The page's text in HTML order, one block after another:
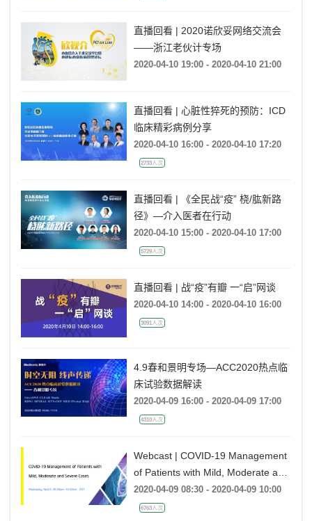
直播回看 | 2020诺欣妥网络交流会
——浙江老伙计专场
2020-04-10 19:00 - 2020-04-10 21:00
直播回看 | 心脏性猝死的预防：ICD
临床精彩病例分享
2020-04-10 16:00 - 2020-04-10 17:20
2733人次
直播回看 | 《全民战“疫” 桡/肱新路
径》—介入医者在行动
2020-04-10 15:00 - 2020-04-10 17:00
5729人次
直播回看 | 战“疫”有瓣 一“启”网谈
2020-04-10 14:00 - 2020-04-10 16:00
3091人次
4.9春和景明专场—ACC2020热点临
床试验数据解读
2020-04-09 16:00 - 2020-04-09 17:00
4310人次
Webcast | COVID-19 Management
of Patients with Mild, Moderate and
Severe Cases
2020-04-09 08:30 - 2020-04-09 10:00
6763人次